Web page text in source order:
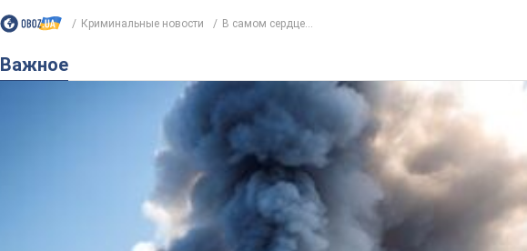
Криминальные новости В самом сердце...
Важное